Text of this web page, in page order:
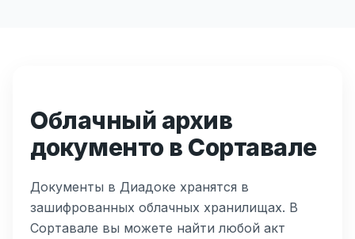
Облачный архив
документо в Сортавале
Документы в Диадоке хранятся в
зашифрованных облачных хранилищах. В
Сортавале вы можете найти любой акт